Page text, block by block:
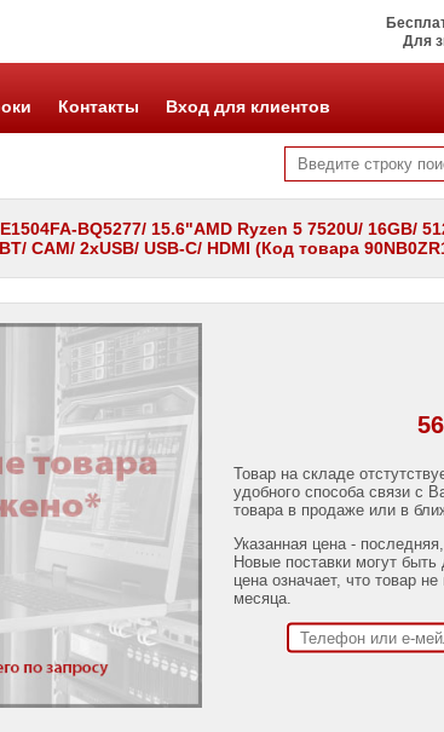
Для
Контакты Вход для клиентов
BQ5277/ 15.6"AMD Ryzen 5 7520U/ 16GB/
CAM/ 2xUSB/ USB-C/ HDMI (Код товара
Товар на складе
удобного способа связи с
товара в продаже или в
Указанная цена -
Новые поставки могут
цена означает, что товар
месяца.